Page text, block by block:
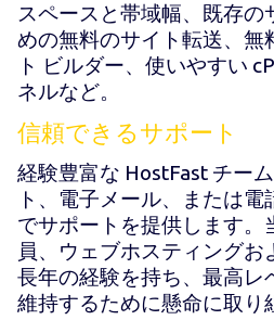
スペースと帯域幅、既存の
めの無料のサイト転送、無
ト ビルダー、使いやすい
ネルなど。
信頼できるサポート
経験豊富な HostFast チー
ト、電子メール、または
でサポートを提供します。
員、ウェブホスティングお
長年の経験を持ち、最高レ
維持するために懸命に取り